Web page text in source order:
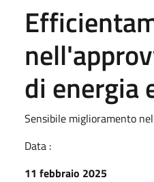
di energia
Sensibile miglioramento
Data :
11 febbraio 2025